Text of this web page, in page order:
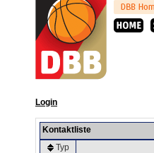
Login
Kontaktliste
Typ